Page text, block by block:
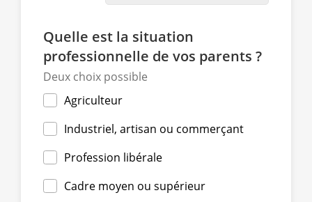
Quelle est la situation
professionnelle de vos parents ?
Deux choix possible
Agriculteur
Industriel, artisan ou commerçant
Profession libérale
Cadre moyen ou supérieur